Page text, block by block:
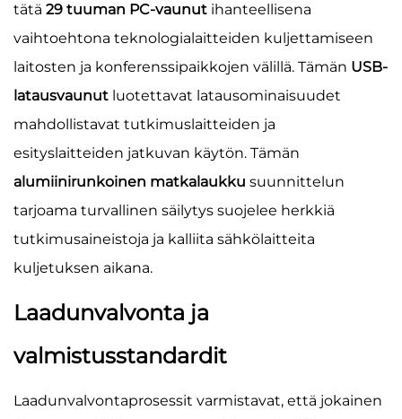
tätä 29 tuuman PC-vaunut ihanteellisena
vaihtoehtona teknologialaitteiden kuljettamiseen
laitosten ja konferenssipaikkojen välillä. Tämän USB-
latausvaunut luotettavat latausominaisuudet
mahdollistavat tutkimuslaitteiden ja
esityslaitteiden jatkuvan käytön. Tämän
alumiinirunkoinen matkalaukku suunnittelun
tarjoama turvallinen säilytys suojelee herkkiä
tutkimusaineistoja ja kalliita sähkölaitteita
kuljetuksen aikana.
Laadunvalvonta ja
valmistusstandardit
Laadunvalvontaprosessit varmistavat, että jokainen